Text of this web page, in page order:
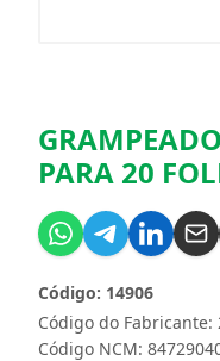
PARA 20
Código do Fabricante:
Código: 14906
Código NCM: